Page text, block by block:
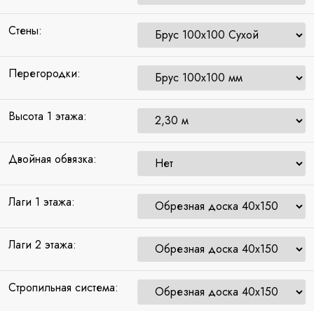
Стены:
Перегородки:
Высота 1 этажа:
Двойная обвязка:
Лаги 1 этажа:
Лаги 2 этажа:
Стропильная система: